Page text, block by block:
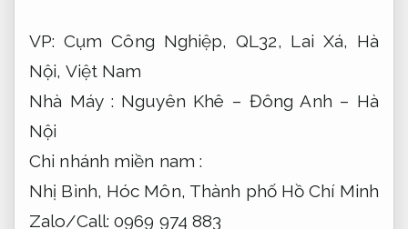
VP: Cụm Công Nghiệp, QL32, Lai Xá, Hà
Nội, Việt Nam
Nhà Máy : Nguyên Khê – Đông Anh – Hà
Nội
Chi nhánh miền nam :
Nhị Bình, Hóc Môn, Thành phố Hồ Chí Minh
Zalo/Call: 0969 974 883